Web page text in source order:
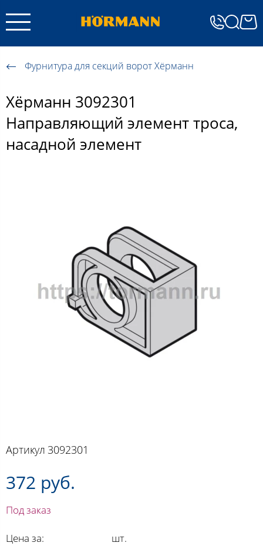
Фурнитура для секций ворот Хёрманн
Хёрманн 3092301
Направляющий элемент троса,
насадной элемент
Артикул 3092301
372 руб.
Под заказ
Цена за: шт.